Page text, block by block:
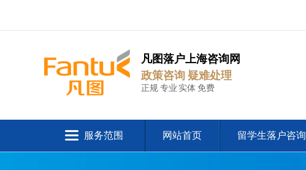
凡图落户上海咨询网
政策咨询 疑难处理
正规 专业 实体 免费
服务范围 网站首页 留学生落户咨询